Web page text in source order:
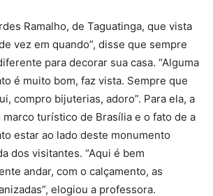
Ramalho, de Taguatinga, que vista
vez em quando”, disse que sempre
para decorar sua casa. “Alguma
é muito bom, faz vista. Sempre que
compro bijuterias, adoro”. Para ela, a
turístico de Brasília e o fato de a
estar ao lado deste monumento
dos visitantes. “Aqui é bem
andar, com o calçamento, as
elogiou a professora.